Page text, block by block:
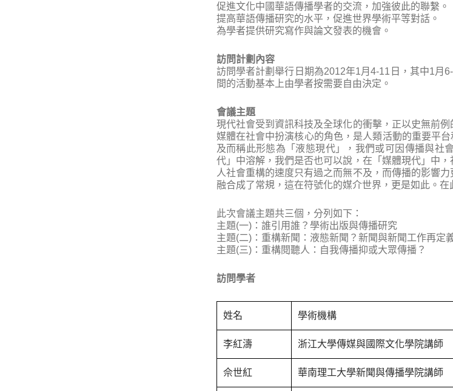
促進文化中國華語傳播學者的交流，加強彼此的聯繫。
提高華語傳播研究的水平，促進世界學術平等對話。
為學者提供研究寫作與論文發表的機會。
訪問計劃內容
訪問學者計劃舉行日期為2012年1月4-11日，其中1月
間的活動基本上由學者按需要自由決定。
會議主題
現代社會受到資訊科技及全球化的衝擊，正以史無前
媒體在社會中扮演核心的角色，是人類活動的重要平
及而稱此形態為「液態現代」，我們或可因傳播與社
代」中溶解，我們是否也可以說，在「媒體現代」中
人社會重構的速度只有過之而無不及，而傳播的影響
融合成了常規，這在符號化的媒介世界，更是如此。
此次會議主題共三個，分列如下：
主題(一)：誰引用誰？學術出版與傳播研究
主題(二)：重構新聞：液態新聞？新聞與新聞工作再定
主題(三)：重構閱聽人：自我傳播抑或大眾傳播？
訪問學者
姓名 學術機構
李紅濤 浙江大學傳媒與國際文化學院講師
佘世紅 華南理工大學新聞與傳播學院講師